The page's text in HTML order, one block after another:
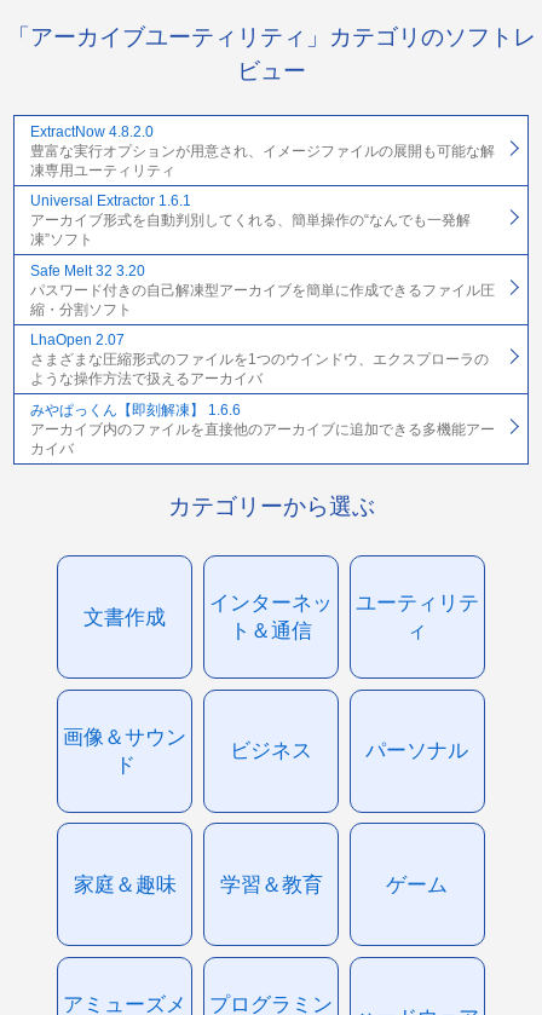
「アーカイブユーティリティ」カテゴリのソフトレ
ビュー
ExtractNow 4.8.2.0
豊富な実行オプションが用意され、イメージファイルの展開も可能な解
凍専用ユーティリティ
Universal Extractor 1.6.1
アーカイブ形式を自動判別してくれる、簡単操作の“なんでも一発解
凍”ソフト
Safe Melt 32 3.20
パスワード付きの自己解凍型アーカイブを簡単に作成できるファイル圧
縮・分割ソフト
LhaOpen 2.07
さまざまな圧縮形式のファイルを1つのウインドウ、エクスプローラの
ような操作方法で扱えるアーカイバ
みやぱっくん【即刻解凍】 1.6.6
アーカイブ内のファイルを直接他のアーカイブに追加できる多機能アー
カイバ
カテゴリーから選ぶ
文書作成
インターネッ
ト＆通信
ユーティリテ
ィ
画像＆サウン
ド
ビジネス パーソナル
家庭＆趣味 学習＆教育 ゲーム
アミューズメ
プログラミン